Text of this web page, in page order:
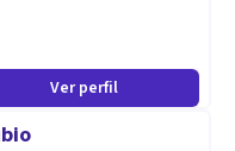
Ver perfil